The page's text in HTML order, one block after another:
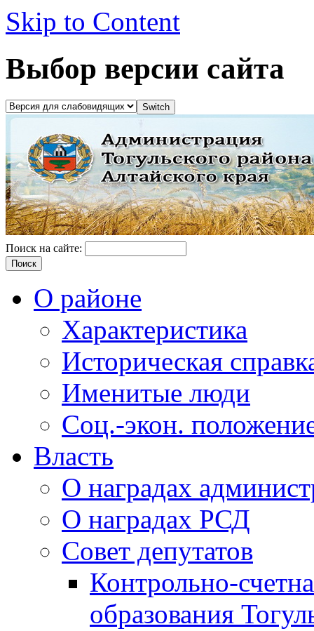
Skip to Content
Выбор версии сайта
Поиск на сайте:
О районе
Характеристика
Историческая
Именитые люди
Соц.-экон.
Власть
О наградах
О наградах РСД
Совет депутатов
Контрольно-
образования